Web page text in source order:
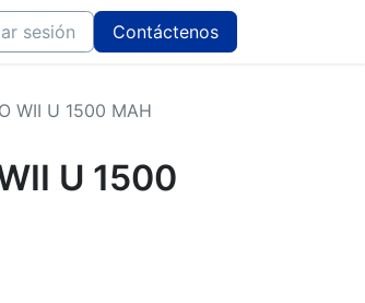
sesión Contáctenos
WII U 1500 MAH
U 1500